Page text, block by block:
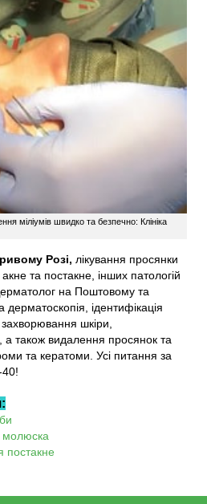
міліумів швидко та безпечно: Клініка
Розі, лікування просянки
акне та постакне, інших патологій
на Поштовому та
ідентифікація
шкіри,
а також видалення просянок та
та кератоми. Усі питання за
молюска
постакне